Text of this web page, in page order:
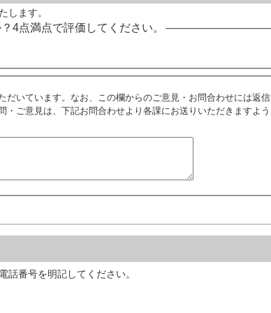
します。
4点満点で評価してください。
だいています。なお、この欄からのご意見・お問合わせには返
・ご意見は、下記お問合わせより各課にお送りいただきますよ
話番号を明記してください。